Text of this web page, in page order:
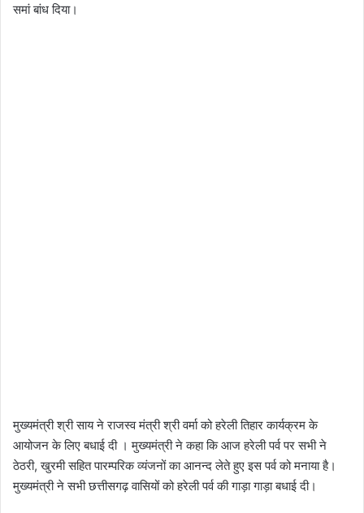
समां बांध दिया।
मुख्यमंत्री श्री साय ने राजस्व मंत्री श्री वर्मा को हरेली तिहार कार्यक्रम के
आयोजन के लिए बधाई दी । मुख्यमंत्री ने कहा कि आज हरेली पर्व पर सभी ने
ठेठरी, खुरमी सहित पारम्परिक व्यंजनों का आनन्द लेते हुए इस पर्व को मनाया है।
मुख्यमंत्री ने सभी छत्तीसगढ़ वासियों को हरेली पर्व की गाड़ा गाड़ा बधाई दी।